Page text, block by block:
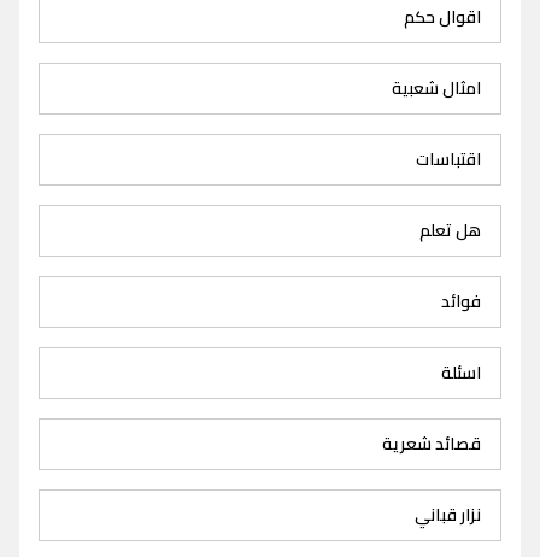
اقوال حكم
امثال شعبية
اقتباسات
هل تعلم
فوائد
اسئلة
قصائد شعرية
نزار قباني